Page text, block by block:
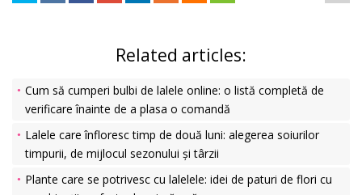
Related articles:
Cum să cumperi bulbi de lalele online: o listă completă de
verificare înainte de a plasa o comandă
Lalele care înfloresc timp de două luni: alegerea soiurilor
timpurii, de mijlocul sezonului și târzii
Plante care se potrivesc cu lalelele: idei de paturi de flori cu